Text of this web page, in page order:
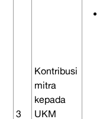
3
Kontribusi
mitra
kepada
UKM